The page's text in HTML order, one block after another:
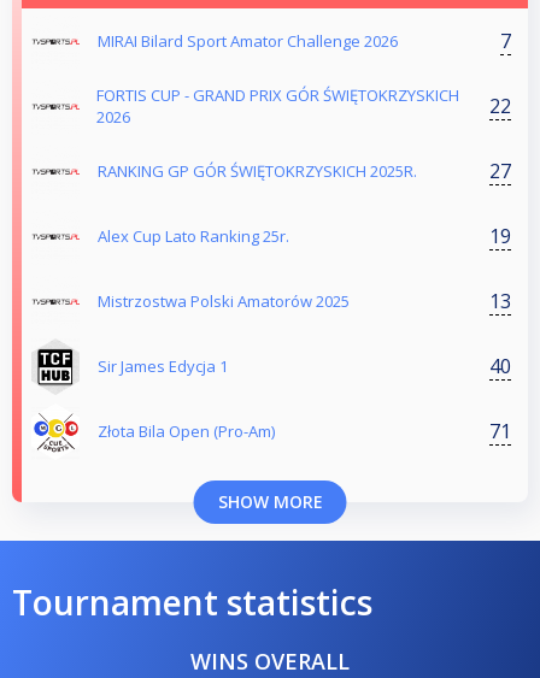
MIRAI Bilard Sport Amator Challenge 2026 7
FORTIS CUP - GRAND PRIX GÓR ŚWIĘTOKRZYSKICH
2026
22
RANKING GP GÓR ŚWIĘTOKRZYSKICH 2025R. 27
Alex Cup Lato Ranking 25r. 19
Mistrzostwa Polski Amatorów 2025 13
Sir James Edycja 1 40
Złota Bila Open (Pro-Am) 71
SHOW MORE
Tournament statistics
WINS OVERALL